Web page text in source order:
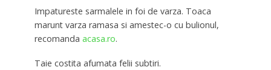
Impatureste sarmalele in foi de varza. Toaca
marunt varza ramasa si amestec-o cu bulionul,
recomanda acasa.ro.
Taie costita afumata felii subtiri.